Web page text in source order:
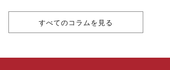
すべてのコラムを見る